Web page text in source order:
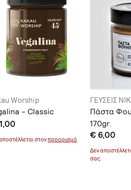
Worship
- Classic
στονπροορισμό
ΓΕΥΣΕΙΣ
Πάστα
170gr.
€ 6,00
Δεν
σας.